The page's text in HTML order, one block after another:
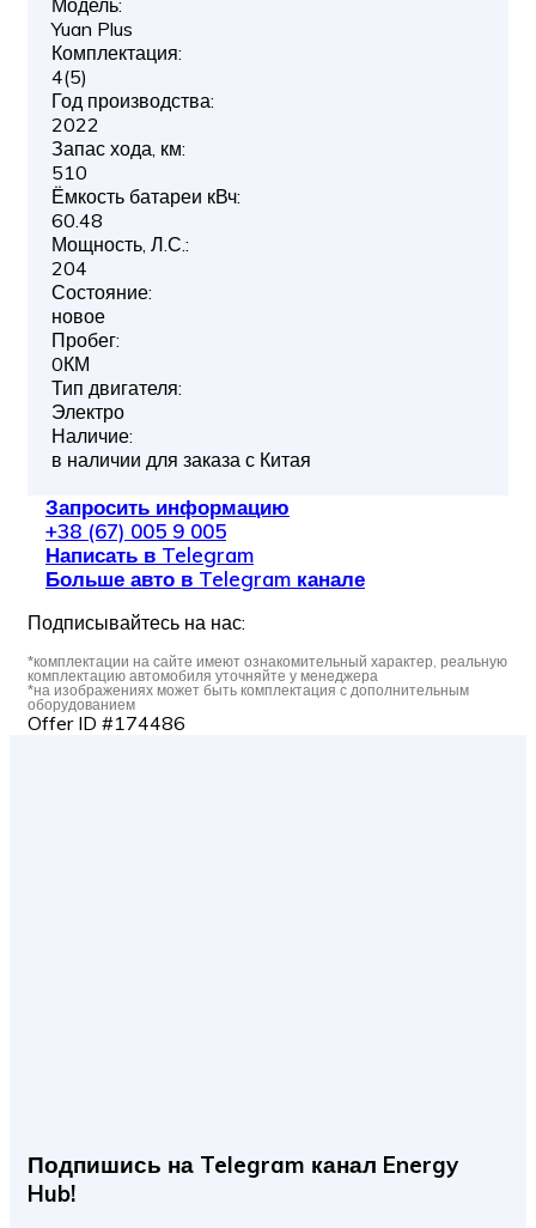
Модель:
Yuan Plus
Комплектация:
4(5)
Год производства:
2022
Запас хода, км:
510
Ёмкость батареи кВч:
60.48
Мощность, Л.С.:
204
Состояние:
новое
Пробег:
0КМ
Тип двигателя:
Электро
Наличие:
в наличии для заказа с Китая
Запросить информацию
+38 (67) 005 9 005
Написать в Telegram
Больше авто в Telegram канале
Подписывайтесь на нас:
*комплектации на сайте имеют ознакомительный характер, реальную
комплектацию автомобиля уточняйте у менеджера
*на изображениях может быть комплектация с дополнительным
оборудованием
Offer ID #174486
Подпишись на Telegram канал Energy
Hub!